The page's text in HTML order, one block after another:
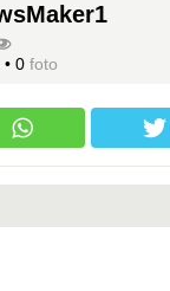
• 0 foto